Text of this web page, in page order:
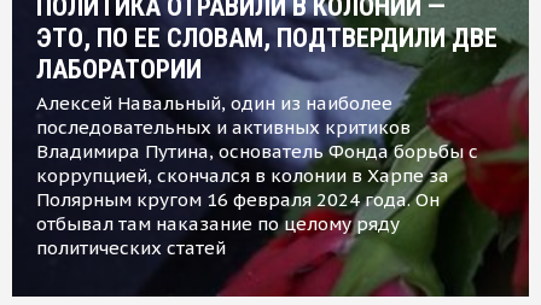
ПОЛИТИКА ОТРАВИЛИ В КОЛОНИИ —
ЭТО, ПО ЕЕ СЛОВАМ, ПОДТВЕРДИЛИ ДВЕ
ЛАБОРАТОРИИ
Алексей Навальный, один из наиболее
последовательных и активных критиков
Владимира Путина, основатель Фонда борьбы с
коррупцией, скончался в колонии в Харпе за
Полярным кругом 16 февраля 2024 года. Он
отбывал там наказание по целому ряду
политических статей